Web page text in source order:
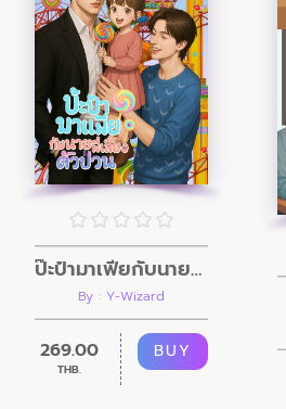
ป๊ะป๋ามาเฟียกับนายพี่เลี้ยงตัวป่วน
By : Y-Wizard
269.00
THB.
BUY